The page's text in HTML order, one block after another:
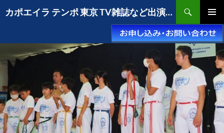
ン
ン
へ
キ
ッ
プ
カポエイラ テンポ 東京 TV雑誌など出演豊富な安心の教室
索
メインメ
ニュー